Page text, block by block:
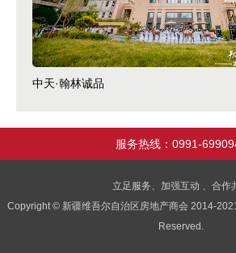
中天·翰林诚品
服务热线：0991-
立足服务、加强互动 、合作
Copyright © 新疆维吾尔自治区房地产商会 2014-
Reserved.